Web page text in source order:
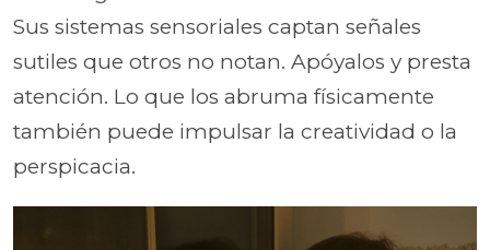
Sus sistemas sensoriales captan señales
sutiles que otros no notan. Apóyalos y presta
atención. Lo que los abruma físicamente
también puede impulsar la creatividad o la
perspicacia.